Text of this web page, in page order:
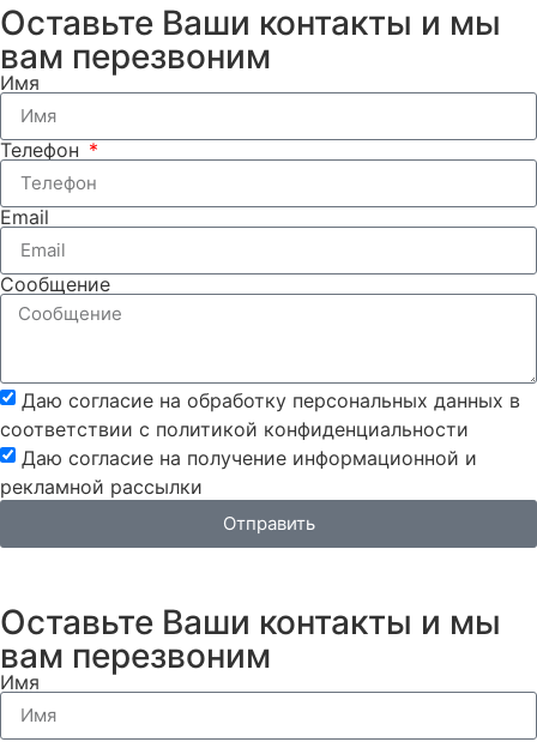
Оставьте Ваши контакты и мы
вам перезвоним
Имя
Телефон
Email
Сообщение
Даю согласие на обработку персональных данных в
соответствии с политикой конфиденциальности
Даю согласие на получение информационной и
рекламной рассылки
Отправить
Оставьте Ваши контакты и мы
вам перезвоним
Имя